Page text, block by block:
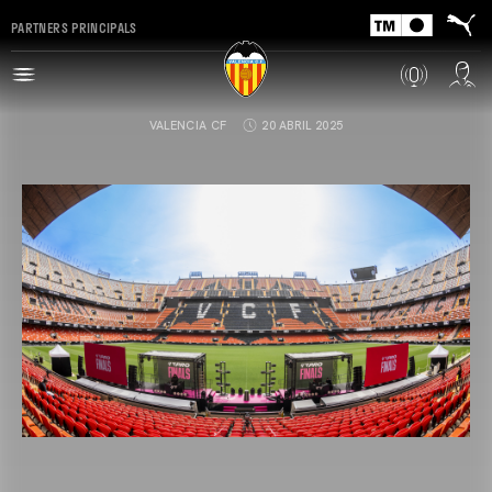
PARTNERS PRINCIPALS
VALENCIA CF 20 ABRIL 2025